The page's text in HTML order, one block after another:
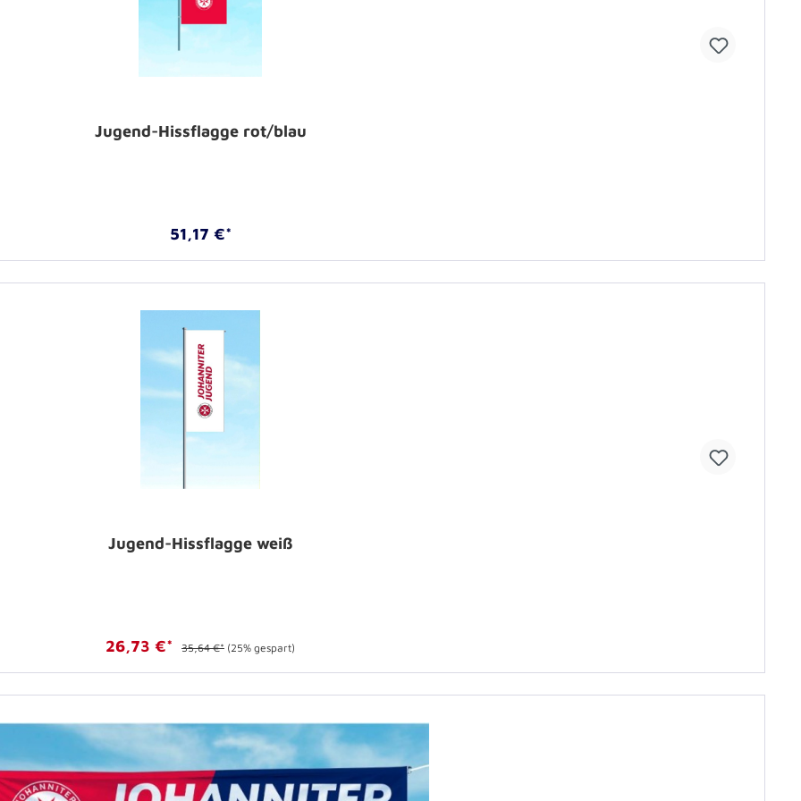
Jugend-Hissflagge rot/blau
51,17 €*
Jugend-Hissflagge weiß
26,73 €* 35,64 €* (25% gespart)